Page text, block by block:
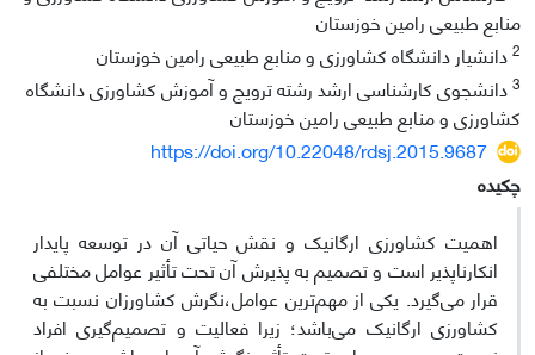
منابع طبیعی رامین خوزستان
2دانشیار دانشگاه کشاورزی و منابع طبیعی رامین خوزستان
3دانشجوی کارشناسی ارشد رشته ترویج و آموزش کشاورزی دانشگاه
کشاورزی و منابع طبیعی رامین خوزستان
https://doi.org/10.22048/rdsj.2015.9687
چکیده
اهمیت کشاورزی ارگانیک و نقش حیاتی آن در توسعه پایدار
انکارناپذیر است و تصمیم به پذیرش آن تحت تأثیر عوامل مختلفی
قرار می‌گیرد. یکی از مهم‌ترین عوامل،نگرش کشاورزان نسبت به
کشاورزی ارگانیک می‌باشد؛ زیرا فعالیت و تصمیم‌گیری افراد